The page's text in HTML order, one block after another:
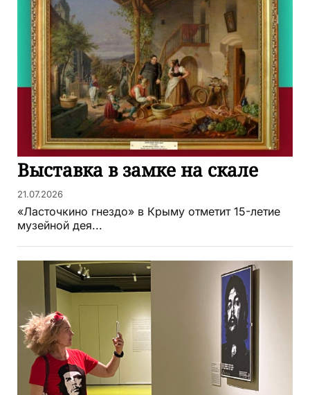
Выставка в замке на скале
21.07.2026
«Ласточкино гнездо» в Крыму отметит 15-летие
музейной дея...